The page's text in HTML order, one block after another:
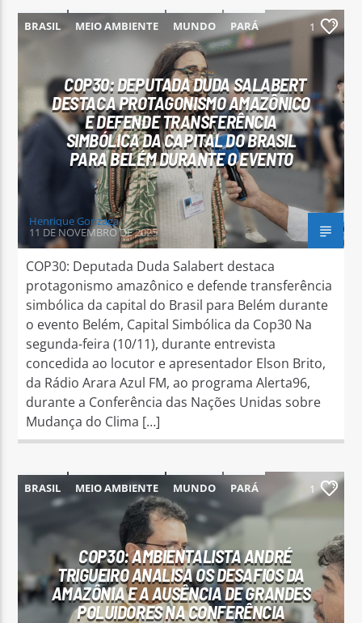
BRASIL MEIO AMBIENTE MUNDO
PARÁ
1
COP30: DEPUTADA DUDA SALABERT
DESTACA PROTAGONISMO AMAZÔNICO
E DEFENDE TRANSFERÊNCIA
SIMBÓLICA DA CAPITAL DO BRASIL
PARA BELÉM DURANTE O EVENTO
Henrique Gonzaga
11 DE NOVEMBRO DE 2025
COP30: Deputada Duda Salabert destaca
protagonismo amazônico e defende transferência
simbólica da capital do Brasil para Belém durante
o evento Belém, Capital Simbólica da Cop30 Na
segunda-feira (10/11), durante entrevista
concedida ao locutor e apresentador Elson Brito,
da Rádio Arara Azul FM, ao programa Alerta96,
durante a Conferência das Nações Unidas sobre
Mudança do Clima […]
BRASIL MEIO AMBIENTE MUNDO
PARÁ
1
COP30: AMBIENTALISTA ANDRÉ
TRIGUEIRO ANALISA OS DESAFIOS DA
AMAZÔNIA E A AUSÊNCIA DE GRANDES
POLUIDORES NA CONFERÊNCIA